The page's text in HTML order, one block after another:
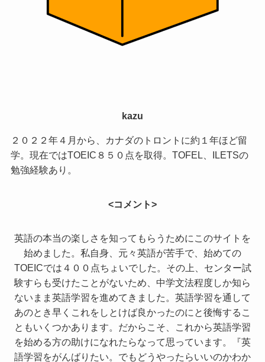
kazu
２０２２年４月から、カナダのトロントに約１年ほど留
学。現在ではTOEIC８５０点を取得。TOFEL、ILETSの
勉強経験あり。
<コメント>
英語の本当の楽しさを知ってもらうためにこのサイトを
始めました。私自身、元々英語が苦手で、始めての
TOEICでは４００点ちょいでした。その上、センター試
験すらも受けたことがないため、中学文法程度しか知ら
ないまま英語学習を進めてきました。英語学習を通して
あのとき早くこれをしとけば良かったのにと後悔するこ
ともいくつかあります。だからこそ、これから英語学習
を始める方の助けになれたらなって思っています。『英
語学習をがんばりたい。でもどうやったらいいのかわか